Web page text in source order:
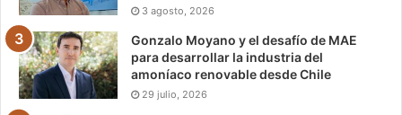
3 agosto, 2026
Gonzalo Moyano y el desafío de MAE
para desarrollar la industria del
amoníaco renovable desde Chile
29 julio, 2026